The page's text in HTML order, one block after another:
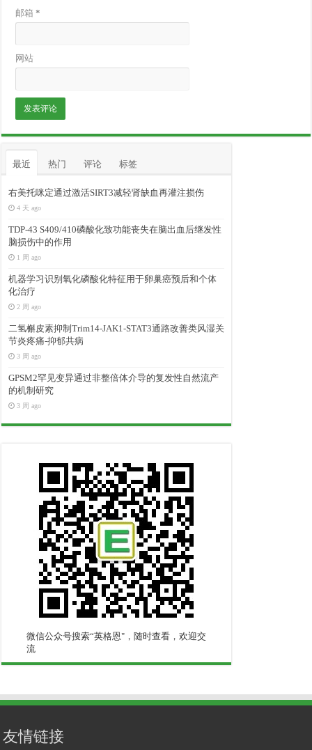
邮箱*
网站
最近 热门 评论 标签
右美托咪定通过激活SIRT3减轻肾缺血再灌注损伤
4 天 ago
TDP-43 S409/410磷酸化致功能丧失在脑出血后继发性
脑损伤中的作用
1 周 ago
机器学习识别氧化磷酸化特征用于卵巢癌预后和个体
化治疗
2 周 ago
二氢槲皮素抑制Trim14-JAK1-STAT3通路改善类风湿关
节炎疼痛-抑郁共病
3 周 ago
GPSM2罕见变异通过非整倍体介导的复发性自然流产
的机制研究
3 周 ago
微信公众号搜索“英格恩"，随时查看，欢迎交
流
友情链接